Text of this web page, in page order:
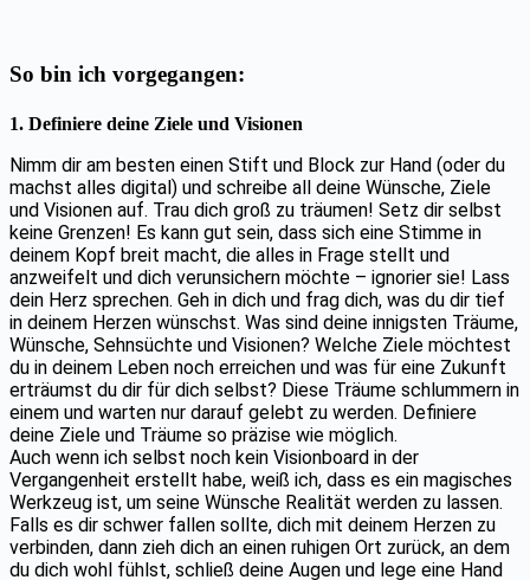
So bin ich vorgegangen:
1. Definiere deine Ziele und Visionen
Nimm dir am besten einen Stift und Block zur Hand (oder du
machst alles digital) und schreibe all deine Wünsche, Ziele
und Visionen auf. Trau dich groß zu träumen! Setz dir selbst
keine Grenzen! Es kann gut sein, dass sich eine Stimme in
deinem Kopf breit macht, die alles in Frage stellt und
anzweifelt und dich verunsichern möchte – ignorier sie! Lass
dein Herz sprechen. Geh in dich und frag dich, was du dir tief
in deinem Herzen wünschst. Was sind deine innigsten Träume,
Wünsche, Sehnsüchte und Visionen? Welche Ziele möchtest
du in deinem Leben noch erreichen und was für eine Zukunft
erträumst du dir für dich selbst? Diese Träume schlummern in
einem und warten nur darauf gelebt zu werden. Definiere
deine Ziele und Träume so präzise wie möglich.
Auch wenn ich selbst noch kein Visionboard in der
Vergangenheit erstellt habe, weiß ich, dass es ein magisches
Werkzeug ist, um seine Wünsche Realität werden zu lassen.
Falls es dir schwer fallen sollte, dich mit deinem Herzen zu
verbinden, dann zieh dich an einen ruhigen Ort zurück, an dem
du dich wohl fühlst, schließ deine Augen und lege eine Hand